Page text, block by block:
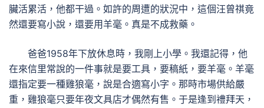
臟活累活，他都干過。如許的周遭的狀況中，這個汪曾祺竟
然還要寫小說，還要用羊毫。真是不成救藥。
爸爸1958年下放休息時，我剛上小學。我還記得，他
在來信里常說的一件事就是要工具，要稿紙，要羊毫。羊毫
還指定要一種雞狼毫，說是合適寫小字。那時市場供給嚴
重，雞狼毫只要年夜文具店才偶然有售。于是逢到禮拜天，